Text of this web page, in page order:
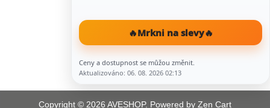
🔥Mrkni na slevy🔥
Ceny a dostupnost se můžou změnit.
Aktualizováno: 06. 08. 2026 02:13
Copyright © 2026 AVESHOP. Powered by Zen Cart